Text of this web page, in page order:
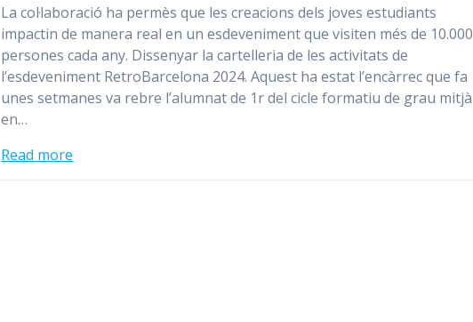
La col·laboració ha permès que les creacions dels joves estudiants
impactin de manera real en un esdeveniment que visiten més de 10.000
persones cada any. Dissenyar la cartelleria de les activitats de
l’esdeveniment RetroBarcelona 2024. Aquest ha estat l’encàrrec que fa
unes setmanes va rebre l’alumnat de 1r del cicle formatiu de grau mitjà
en…
Read more